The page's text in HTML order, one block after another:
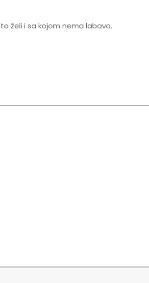
želi i sa kojom nema labavo.